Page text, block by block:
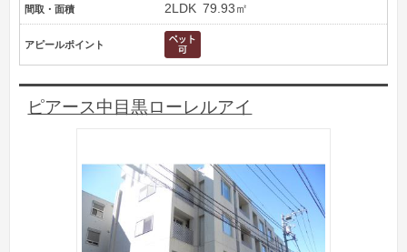
間取・面積 2LDK 79.93㎡
アピールポイント
ピアース中目黒ローレルアイ